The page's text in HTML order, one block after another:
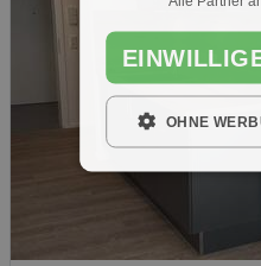
OHNE